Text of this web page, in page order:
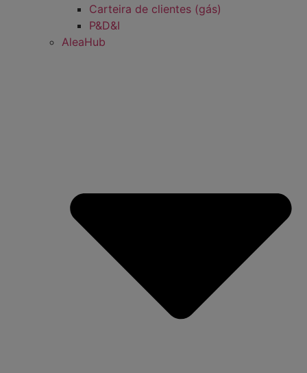
Carteira de clientes (gás)
P&D&I
AleaHub